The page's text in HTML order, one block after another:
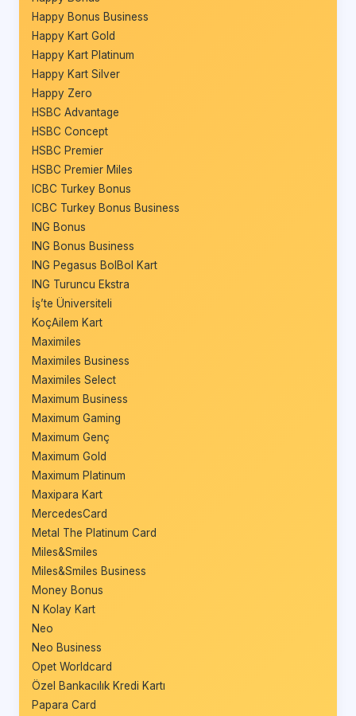
Happy Bonus Business
Happy Kart Gold
Happy Kart Platinum
Happy Kart Silver
Happy Zero
HSBC Advantage
HSBC Concept
HSBC Premier
HSBC Premier Miles
ICBC Turkey Bonus
ICBC Turkey Bonus Business
ING Bonus
ING Bonus Business
ING Pegasus BolBol Kart
ING Turuncu Ekstra
İş’te Üniversiteli
KoçAilem Kart
Maximiles
Maximiles Business
Maximiles Select
Maximum Business
Maximum Gaming
Maximum Genç
Maximum Gold
Maximum Platinum
Maxipara Kart
MercedesCard
Metal The Platinum Card
Miles&Smiles
Miles&Smiles Business
Money Bonus
N Kolay Kart
Neo
Neo Business
Opet Worldcard
Özel Bankacılık Kredi Kartı
Papara Card